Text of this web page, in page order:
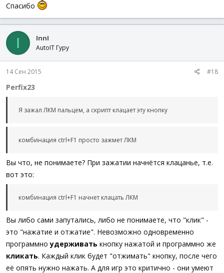
For $Id = 1 To $__FE_UI_aTrig[0][0] Step 1
If $__FE_UI_aTrig[$Id][0] And _
If $__FE_UI_aTrig[$Id][5] Then _
$__FE_UI_aTrig $Id ][
EndIf
EndIf
Спасибо
I InnI
AutoIT Гуру
14 Сен 2015 #18
Perfix23
Я зажал ЛКМ пальцем, а скрипт клацает эту кнопку
комбинация ctrl+F1 просто зажмет ЛКМ
Вы что, не понимаете? При зажатии начнётся клацанье, т.е.
вот это:
комбинация ctrl+F1 начнет клацать ЛКМ
Вы либо сами запутались, либо не понимаете, что "клик" -
это "нажатие и отжатие". Невозможно одновременно
программноудерживать кнопку нажатой и программно же
кликать. Каждый клик будет "отжимать" кнопку, после чего
её опять нужно нажать. А для игр это критично - они умеют